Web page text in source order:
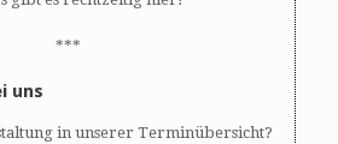
***
uns
in unserer Terminübersicht?